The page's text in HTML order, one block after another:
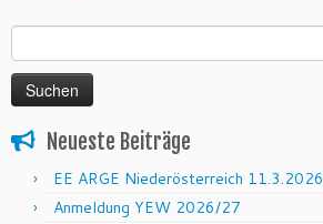
Neueste Beiträge
EE ARGE Niederösterreich 11.3.2026
Anmeldung YEW 2026/27